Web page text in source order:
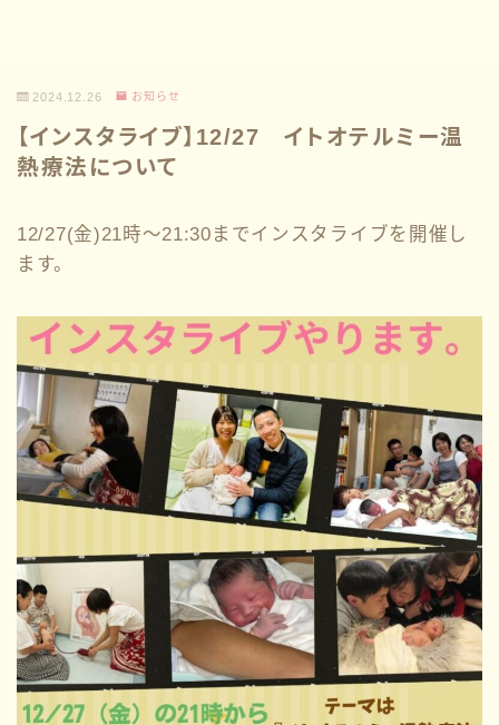
2024.12.26 お知らせ
【インスタライブ】12/27 イトオテルミー温
熱療法について
12/27(金)21時〜21:30までインスタライブを開催し
ます。